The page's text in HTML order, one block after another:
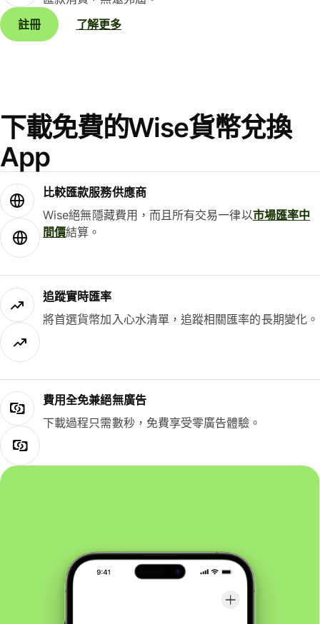
註冊
了解更多
下載免費的Wise貨幣兌換
App
比較匯款服務供應商
Wise絕無隱藏費用，而且所有交易一律以市場匯率中
間價結算。
追蹤實時匯率
將首選貨幣加入心水清單，追蹤相關匯率的長期變化。
費用全免兼絕無廣告
下載過程只需數秒，免費享受零廣告體驗。